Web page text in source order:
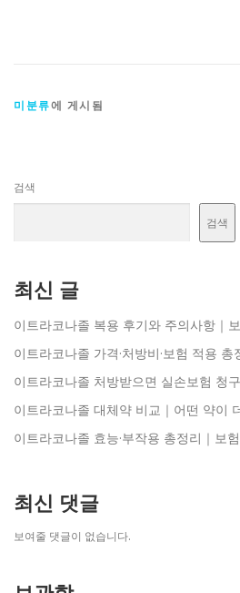
미분류에 게시됨
검색
검색
최신 글
이트라코나졸 복용 후기와 주의사항｜
이트라코나졸 가격·처방비·보험 적용 총
이트라코나졸 처방받으면 실손보험 청
이트라코나졸 대체약 비교｜어떤 약이
이트라코나졸 효능·부작용 총정리｜보
최신 댓글
보여줄 댓글이 없습니다.